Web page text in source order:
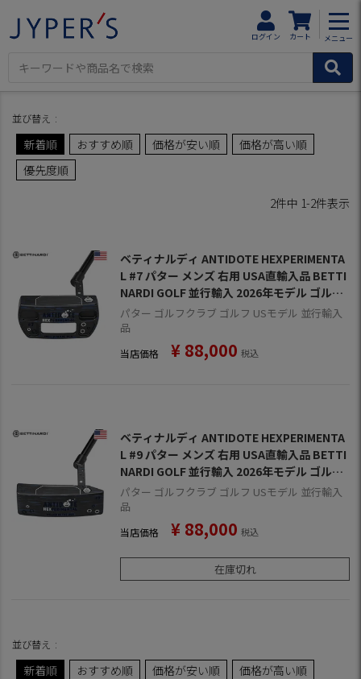
ログイン カート メニュー
HOME HEXPERIMENTAL商品一覧
並び替え
新着順 おすすめ順 価格が安い順
価格が高い順
優先度順
2件中 1-2件表示
ベティナルディ ANTIDOTE HEXPERIMENTA
L #7 パター メンズ 右用 USA直輸入品 BETTI
NARDI GOLF 並行輸入 2026年モデル ゴルフ
クラブ
パター ゴルフクラブ ゴルフ USモデル 並行輸入
品
当店価格 ¥ 88,000 税込
ベティナルディ ANTIDOTE HEXPERIMENTA
L #9 パター メンズ 右用 USA直輸入品 BETTI
NARDI GOLF 並行輸入 2026年モデル ゴルフ
クラブ
パター ゴルフクラブ ゴルフ USモデル 並行輸入
品
当店価格 ¥ 88,000 税込
在庫切れ
並び替え
新着順 おすすめ順 価格が安い順
価格が高い順